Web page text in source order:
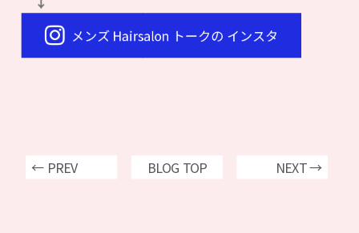
メンズ Hairsalon トークの インスタ
← PREV BLOG TOP NEXT →